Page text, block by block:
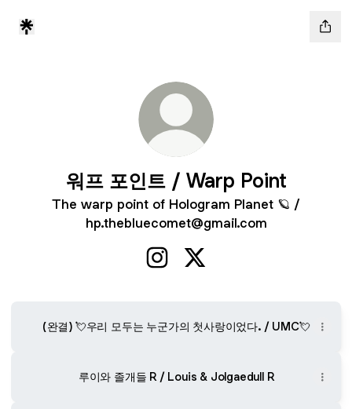
워프 포인트 / Warp Point
The warp point of Hologram Planet 🪐 /
hp.thebluecomet@gmail.com
(완결) 💘우리 모두는 누군가의 첫사랑이었다. / UMC💘
루이와 졸개들 R / Louis & Jolgaedull R